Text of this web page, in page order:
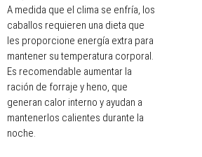
A medida que el clima se enfría, los
caballos requieren una dieta que
les proporcione energía extra para
mantener su temperatura corporal.
Es recomendable aumentar la
ración de forraje y heno, que
generan calor interno y ayudan a
mantenerlos calientes durante la
noche.